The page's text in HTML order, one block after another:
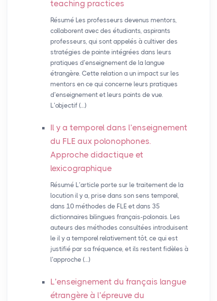
teaching practices
Résumé Les professeurs devenus mentors,
collaborent avec des étudiants, aspirants
professeurs, qui sont appelés à cultiver des
stratégies de pointe intégrées dans leurs
pratiques d’enseignement de la langue
étrangère. Cette relation a un impact sur les
mentors en ce qui concerne leurs pratiques
d’enseignement et leurs points de vue.
L’objectif (…)
Il y a temporel dans l’enseignement
du FLE aux polonophones.
Approche didactique et
lexicographique
Résumé L’article porte sur le traitement de la
locution il y a, prise dans son sens temporel,
dans 10 méthodes de FLE et dans 35
dictionnaires bilingues français-polonais. Les
auteurs des méthodes consultées introduisent
le il y a temporel relativement tôt, ce qui est
justifié par sa fréquence, et ils restent fidèles à
l’approche (…)
L’enseignement du français langue
étrangère à l’épreuve du